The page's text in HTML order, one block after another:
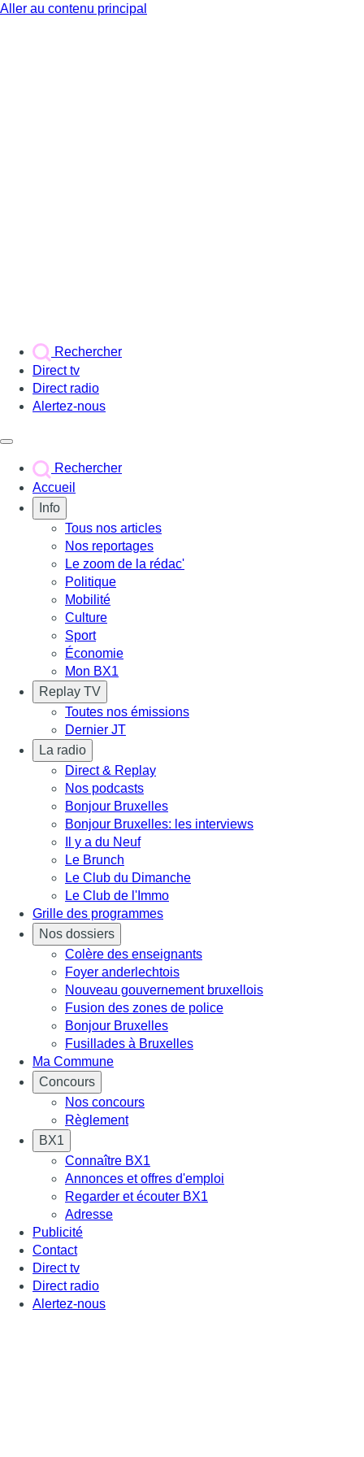
Aller au contenu principal
Rechercher
Direct tv
Direct radio
Alertez-nous
Rechercher
Accueil
Info
Tous nos articles
Nos reportages
Le zoom de la rédac'
Politique
Mobilité
Culture
Sport
Économie
Mon BX1
Replay TV
Toutes nos émissions
Dernier JT
La radio
Direct & Replay
Nos podcasts
Bonjour Bruxelles
Bonjour Bruxelles: les interviews
Il y a du Neuf
Le Brunch
Le Club du Dimanche
Le Club de l'Immo
Grille des programmes
Nos dossiers
Colère des enseignants
Foyer anderlechtois
Nouveau gouvernement bruxellois
Fusion des zones de police
Bonjour Bruxelles
Fusillades à Bruxelles
Ma Commune
Concours
Nos concours
Règlement
BX1
Connaître BX1
Annonces et offres d'emploi
Regarder et écouter BX1
Adresse
Publicité
Contact
Direct tv
Direct radio
Alertez-nous